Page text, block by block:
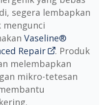
segera lembapkan
Vaseline®
Repair
. Produk
melembapkan
mikro-tetesan